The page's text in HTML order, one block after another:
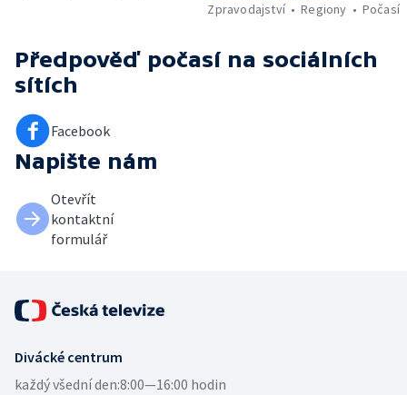
Zpravodajství
Regiony Počasí
Předpověď počasí na sociálních
sítích
Facebook
Napište nám
Otevřít
kontaktní
formulář
Divácké centrum
každý všední den:8:00—16:00 hodin